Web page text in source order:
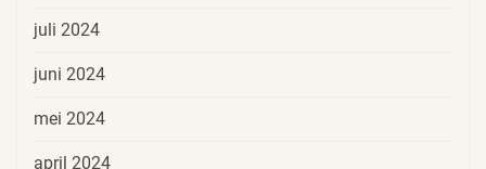
juli 2024
juni 2024
mei 2024
april 2024